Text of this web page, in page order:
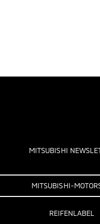
MITSUBISHI
MITSUBISHI-
REIFENLABEL